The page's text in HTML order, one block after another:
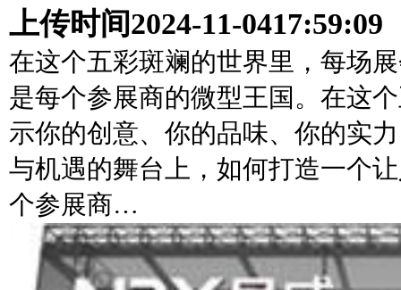
上传时间2024-11-0417:59:09
在这个五彩斑斓的世界里，每场
是每个参展商的微型王国。在这
示你的创意、你的品味、你的实
与机遇的舞台上，如何打造一个
个参展商…